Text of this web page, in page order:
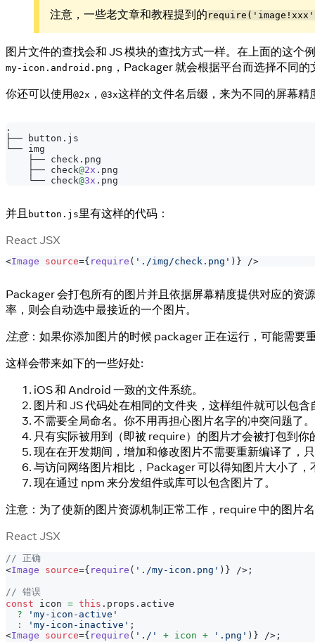
注意，一些老文章和教程提到的
图片文件的查找会和 JS 模块的查找方式一样。在上面的这
my-icon.android.png ，Packager 就会根据平台而选择不同的
你还可以使用@2x ， @3x这样的文件名后缀，来为不同的屏幕
.
├── button . js
└── img
    ├── check
. png
    ├── check
@2x . png
    └── check
@3x . png
并且 button.js里有这样的代码：
React JSX
<Image source={ require ( './img/check.png' ) } />
Packager 会打包所有的图片并且依据屏幕精度提供对应的资
率，则会自动选中最接近的一个图片。
注意：如果你添加图片的时候 packager 正在运行，可能需要
这样会带来如下的一些好处:
iOS 和 Android 一致的文件系统。
图片和 JS 代码处在相同的文件夹，这样组件就可以包
不需要全局命名。你不用再担心图片名字的冲突问题了。
只有实际被用到（即被 require）的图片才会被打包到你
现在在开发期间，增加和修改图片不需要重新编译了，
与访问网络图片相比，Packager 可以得知图片大小了
现在通过 npm 来分发组件或库可以包含图片了。
注意：为了使新的图片资源机制正常工作，require 中的图片
React JSX
// 正确
<Image source={ require ( './my-icon.png' ) } /> ;
// 错误
const icon = this . props . active
?
'my-icon-active'
:
'my-icon-inactive' ;
<Image source={ require ( './' + icon + '.png' ) } /> ;